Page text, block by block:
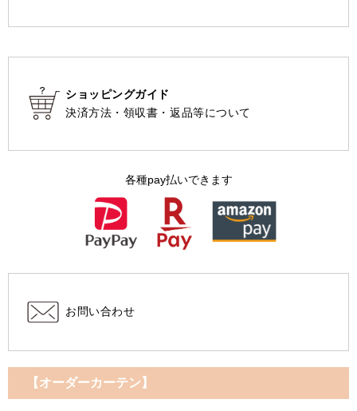
ショッピングガイド
決済方法・領収書・返品等について
各種pay払いできます
お問い合わせ
【オーダーカーテン】